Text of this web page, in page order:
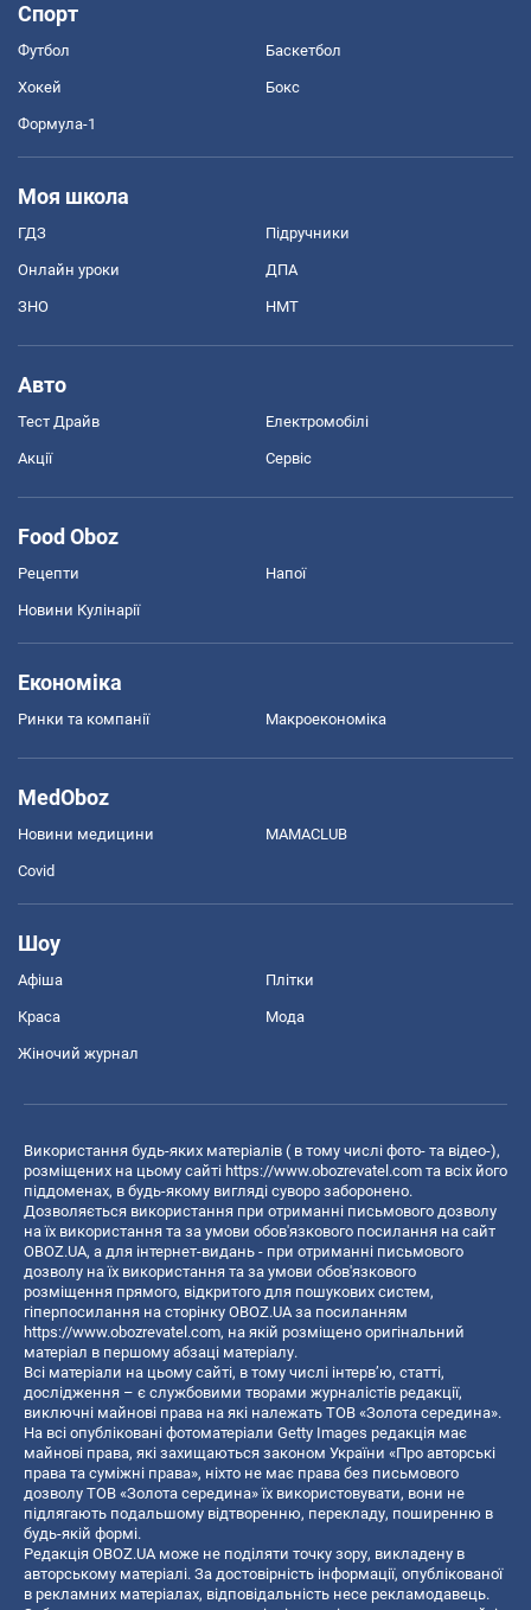
Спорт
Футбол Баскетбол
Хокей Бокс
Формула-1
Моя школа
ГДЗ Підручники
Онлайн уроки ДПА
ЗНО НМТ
Авто
Тест Драйв Електромобілі
Акції Сервіс
Food Oboz
Рецепти Напої
Новини Кулінарії
Економіка
Ринки та компанії Макроекономіка
MedOboz
Новини медицини MAMACLUB
Covid
Шоу
Афіша Плітки
Краса Мода
Жіночий журнал
Використання будь-яких матеріалів ( в тому числі фото- та відео-),
розміщених на цьому сайті https://www.obozrevatel.com та всіх його
піддоменах, в будь-якому вигляді суворо заборонено.
Дозволяється використання при отриманні письмового дозволу
на їх використання та за умови обов'язкового посилання на сайт
OBOZ.UA, а для інтернет-видань - при отриманні письмового
дозволу на їх використання та за умови обов'язкового
розміщення прямого, відкритого для пошукових систем,
гіперпосилання на сторінку OBOZ.UA за посиланням
https://www.obozrevatel.com, на якій розміщено оригінальний
матеріал в першому абзаці матеріалу.
Всі матеріали на цьому сайті, в тому числі інтерв’ю, статті,
дослідження – є службовими творами журналістів редакції,
виключні майнові права на які належать ТОВ «Золота середина».
На всі опубліковані фотоматеріали Getty Images редакція має
майнові права, які захищаються законом України «Про авторські
права та суміжні права», ніхто не має права без письмового
дозволу ТОВ «Золота середина» їх використовувати, вони не
підлягають подальшому відтворенню, перекладу, поширенню в
будь-якій формі.
Редакція OBOZ.UA може не поділяти точку зору, викладену в
авторському матеріалі. За достовірність інформації, опублікованої
в рекламних матеріалах, відповідальність несе рекламодавець.